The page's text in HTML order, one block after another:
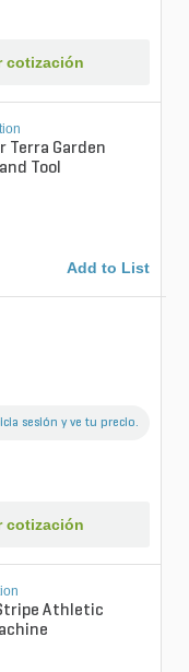
cotización
Terra Garden
Tool
Add to List
sesión y ve tu precio.
cotización
Athletic